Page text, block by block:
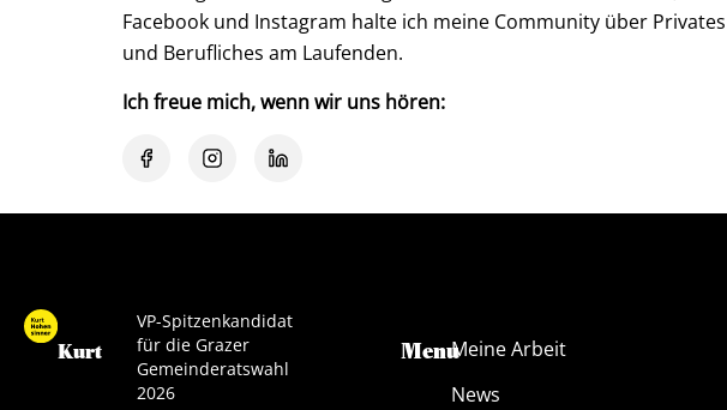
Facebook und Instagram halte ich meine Community über Privates
und Berufliches am Laufenden.
Ich freue mich, wenn wir uns hören:
Kurt
VP-Spitzenkandidat
für die Grazer
Gemeinderatswahl
2026
MenuMeine Arbeit
News